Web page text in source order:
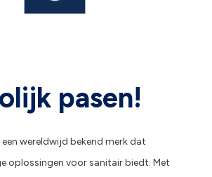
pasen!
een wereldwijd bekend merk dat
oplossingen voor sanitair biedt. Met